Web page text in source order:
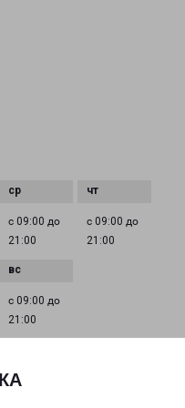
с 09:00 до
21:00
с 09:00 до
21:00
с 09:00 до
21:00